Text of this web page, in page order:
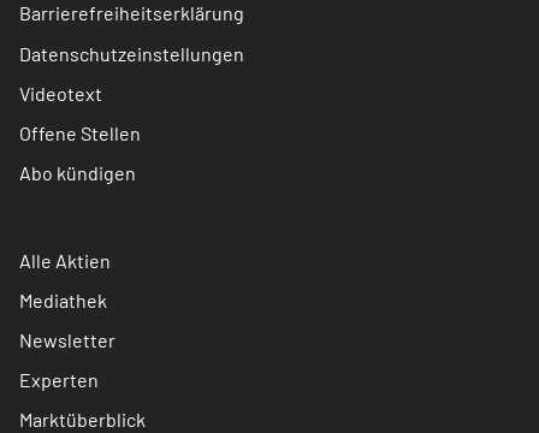
Barrierefreiheitserklärung
Datenschutzeinstellungen
Videotext
Offene Stellen
Abo kündigen
Alle Aktien
Mediathek
Newsletter
Experten
Marktüberblick